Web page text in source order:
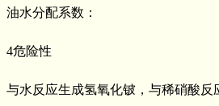
油水分配系数：
4危险性
与水反应生成氢氧化铍，与稀硝酸反